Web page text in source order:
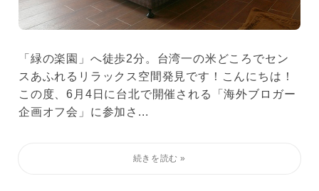
「緑の楽園」へ徒歩2分。台湾一の米どころでセン
スあふれるリラックス空間発見です！こんにちは！
この度、6月4日に台北で開催される「海外ブロガー
企画オフ会」に参加さ...